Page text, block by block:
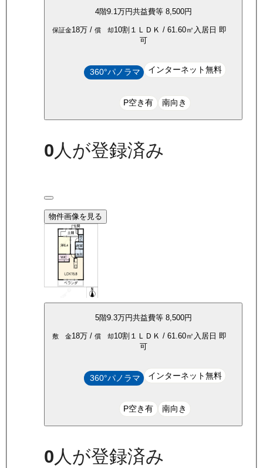
4階9.1万円共益費等 8,500円
保証金18万 /償 却10割 １ＬＤＫ /61.60㎡ 入居日 即
可
360°パノラマ インターネット無料
P空き有 南向き
0人が登録済み
物件画像を見る
5階9.3万円共益費等 8,500円
敷 金18万 /償 却10割 １ＬＤＫ /61.60㎡ 入居日 即
可
360°パノラマ インターネット無料
P空き有 南向き
0人が登録済み